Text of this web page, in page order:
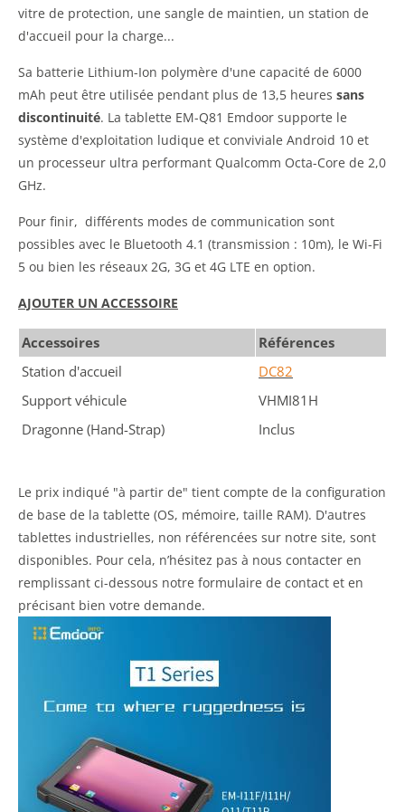
vitre de protection, une sangle de maintien, un station de
d'accueil pour la charge...
Sa batterie Lithium-Ion polymère d'une capacité de 6000
mAh peut être utilisée pendant plus de 13,5 heures sans
discontinuité. La tablette EM-Q81 Emdoor supporte le
système d'exploitation ludique et conviviale Android 10 et
un processeur ultra performant Qualcomm Octa-Core de 2,0
GHz.
Pour finir, différents modes de communication sont
possibles avec le Bluetooth 4.1 (transmission : 10m), le Wi-Fi
5 ou bien les réseaux 2G, 3G et 4G LTE en option.
AJOUTER UN ACCESSOIRE
Accessoires
Références
Station d'accueil
DC82
Support véhicule
VHMI81H
Dragonne (Hand-Strap)
Inclus
Le prix indiqué "à partir de" tient compte de la configuration
de base de la tablette (OS, mémoire, taille RAM). D'autres
tablettes industrielles, non référencées sur notre site, sont
disponibles. Pour cela, n’hésitez pas à nous contacter en
remplissant ci-dessous notre formulaire de contact et en
précisant bien votre demande.